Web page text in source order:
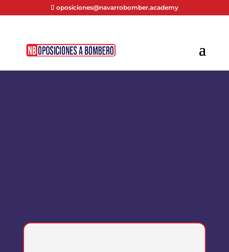
oposiciones@navarrobomber.academy